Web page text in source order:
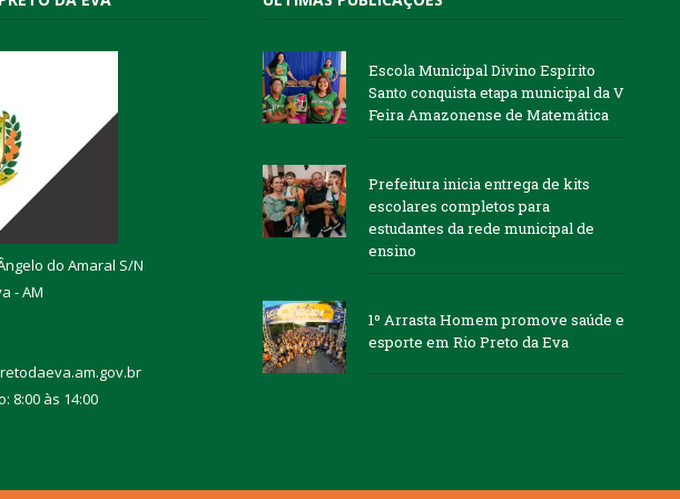
do Amaral S/N
- AM
8:00 às 14:00
Escola Municipal Divino Espírito
Santo conquista etapa municipal da V
Feira Amazonense de Matemática
Prefeitura inicia entrega de kits
escolares completos para
estudantes da rede municipal de
ensino
1º Arrasta Homem promove saúde e
esporte em Rio Preto da Eva